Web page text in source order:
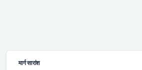
मार्ग सारांश